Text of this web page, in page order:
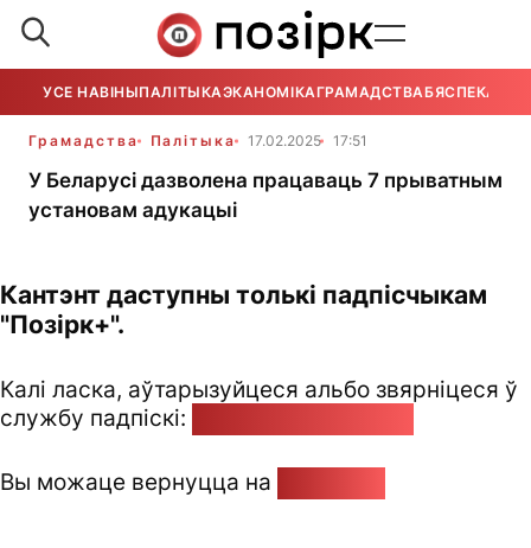
УСЕ НАВІНЫПАЛІТЫКАЭКАНОМІКАГРАМАДСТВАБЯСПЕКА
Грамадства Палітыка 17.02.2025 17:51
У Беларусі дазволена працаваць 7 прыватным
установам адукацыі
Кантэнт даступны толькі падпісчыкам
"Позірк+".
Калі ласка, аўтарызуйцеся альбо звярніцеся ў
службу падпіскі:
Вы можаце вернуцца на